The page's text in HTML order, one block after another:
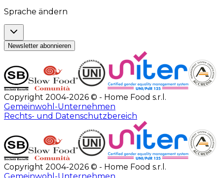
Sprache ändern
Newsletter abonnieren
Copyright 2004-2026 © - Home Food s.r.l.
Gemeinwohl-Unternehmen
Rechts- und Datenschutzbereich
Copyright 2004-2026 © - Home Food s.r.l.